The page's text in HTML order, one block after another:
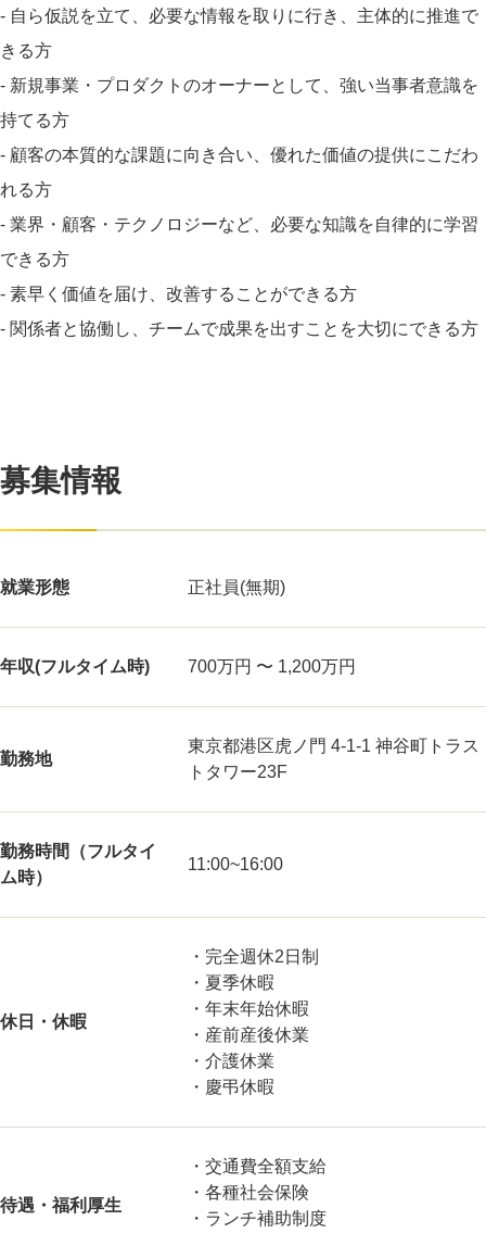
- 自ら仮説を立て、必要な情報を取りに行き、主体的に推進で
きる方
- 新規事業・プロダクトのオーナーとして、強い当事者意識を
持てる方
- 顧客の本質的な課題に向き合い、優れた価値の提供にこだわ
れる方
- 業界・顧客・テクノロジーなど、必要な知識を自律的に学習
できる方
- 素早く価値を届け、改善することができる方
- 関係者と協働し、チームで成果を出すことを大切にできる方
募集情報
就業形態 正社員(無期)
年収(フルタイム時) 700万円 〜 1,200万円
勤務地
東京都港区虎ノ門 4-1-1 神谷町トラス
トタワー23F
勤務時間（フルタイ
ム時）
11:00~16:00
休日・休暇
・完全週休2日制
・夏季休暇
・年末年始休暇
・産前産後休業
・介護休業
・慶弔休暇
待遇・福利厚生
・交通費全額支給
・各種社会保険
・ランチ補助制度